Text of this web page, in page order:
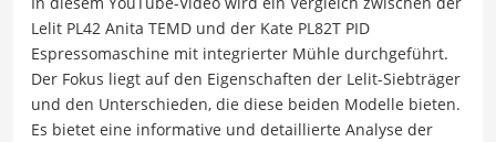
Lelit PL42 Anita TEMD und der Kate PL82T PID
Espressomaschine mit integrierter Mühle durchgeführt.
Der Fokus liegt auf den Eigenschaften der Lelit-Siebträger
und den Unterschieden, die diese beiden Modelle bieten.
Es bietet eine informative und detaillierte Analyse der